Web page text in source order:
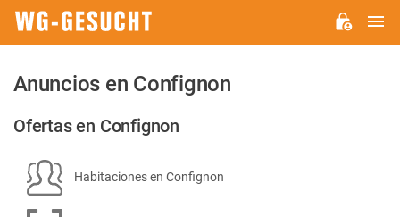
Anuncios en Confignon
Ofertas en Confignon
Habitaciones en Confignon